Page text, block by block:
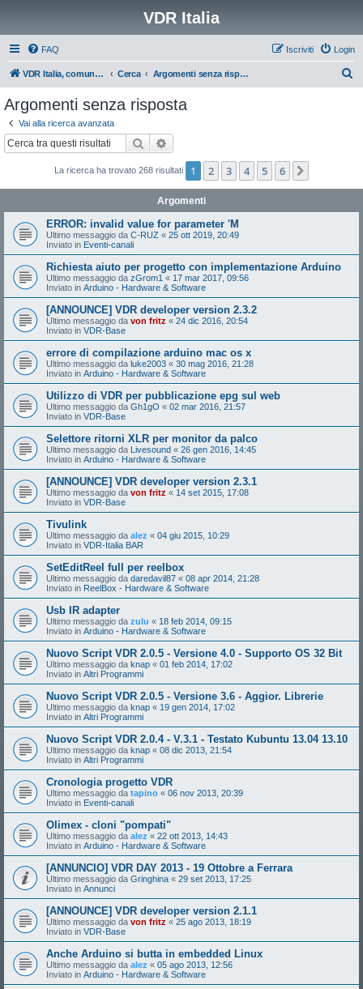
VDR Italia
FAQ Login
Iscriviti
VDR Italia, comunità italiana utilizzatori VDR Cerca Argomenti senza risposta
Argomenti senza risposta
Vai alla ricerca avanzata
Cerca
La ricerca ha trovato 268 risultati 1 2 3 4 5 6
Argomenti
ERROR: invalid value for parameter 'M
Ultimo messaggio da C-RUZ « 25 ott 2019, 20:49
Inviato in Eventi-canali
Richiesta aiuto per progetto con implementazione Arduino
Ultimo messaggio da zGrom1 « 17 mar 2017, 09:56
Inviato in Arduino - Hardware & Software
[ANNOUNCE] VDR developer version 2.3.2
Ultimo messaggio da von fritz « 24 dic 2016, 20:54
Inviato in VDR-Base
errore di compilazione arduino mac os x
Ultimo messaggio da luke2003 « 30 mag 2016, 21:28
Inviato in Arduino - Hardware & Software
Utilizzo di VDR per pubblicazione epg sul web
Ultimo messaggio da Gh1gO « 02 mar 2016, 21:57
Inviato in VDR-Base
Selettore ritorni XLR per monitor da palco
Ultimo messaggio da Livesound « 26 gen 2016, 14:45
Inviato in Arduino - Hardware & Software
[ANNOUNCE] VDR developer version 2.3.1
Ultimo messaggio da von fritz « 14 set 2015, 17:08
Inviato in VDR-Base
Tivulink
Ultimo messaggio da alez « 04 giu 2015, 10:29
Inviato in VDR-Italia BAR
SetEditReel full per reelbox
Ultimo messaggio da daredavil87 « 08 apr 2014, 21:28
Inviato in ReelBox - Hardware & Software
Usb IR adapter
Ultimo messaggio da zulu « 18 feb 2014, 09:15
Inviato in Arduino - Hardware & Software
Nuovo Script VDR 2.0.5 - Versione 4.0 - Supporto OS 32 Bit
Ultimo messaggio da knap « 01 feb 2014, 17:02
Inviato in Altri Programmi
Nuovo Script VDR 2.0.5 - Versione 3.6 - Aggior. Librerie
Ultimo messaggio da knap « 19 gen 2014, 17:02
Inviato in Altri Programmi
Nuovo Script VDR 2.0.4 - V.3.1 - Testato Kubuntu 13.04 13.10
Ultimo messaggio da knap « 08 dic 2013, 21:54
Inviato in Altri Programmi
Cronologia progetto VDR
Ultimo messaggio da tapino « 06 nov 2013, 20:39
Inviato in Eventi-canali
Olimex - cloni "pompati"
Ultimo messaggio da alez « 22 ott 2013, 14:43
Inviato in Arduino - Hardware & Software
[ANNUNCIO] VDR DAY 2013 - 19 Ottobre a Ferrara
Ultimo messaggio da Gringhina « 29 set 2013, 17:25
Inviato in Annunci
[ANNOUNCE] VDR developer version 2.1.1
Ultimo messaggio da von fritz « 25 ago 2013, 18:19
Inviato in VDR-Base
Anche Arduino si butta in embedded Linux
Ultimo messaggio da alez « 05 ago 2013, 12:56
Inviato in Arduino - Hardware & Software